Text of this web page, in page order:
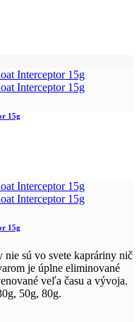
15g
15g
sú vo svete kapráriny nič
je úplne eliminované
veľa času a vývoja.
50g, 80g.